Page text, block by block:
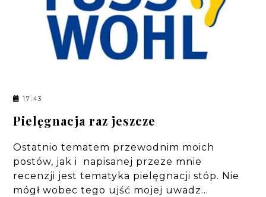
17:43
Pielęgnacja raz jeszcze
Ostatnio tematem przewodnim moich
postów, jak i napisanej przeze mnie
recenzji jest tematyka pielęgnacji stóp. Nie
mógł wobec tego ujść mojej uwadz…